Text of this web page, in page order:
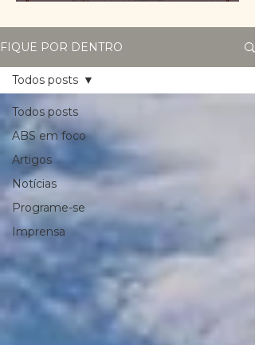
FIQUE POR DENTRO
Todos posts
ABS em foco
Artigos
Notícias
Programe-se
Imprensa
Todos posts